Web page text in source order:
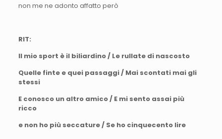
non me ne adonto affatto però
RIT:
Il mio sport è il biliardino / Le rullate di nascosto
Quelle finte e quei passaggi / Mai scontati mai gli
stessi
E conosco un altro amico / E mi sento assai più
ricco
e non ho più seccature / Se ho cinquecento lire